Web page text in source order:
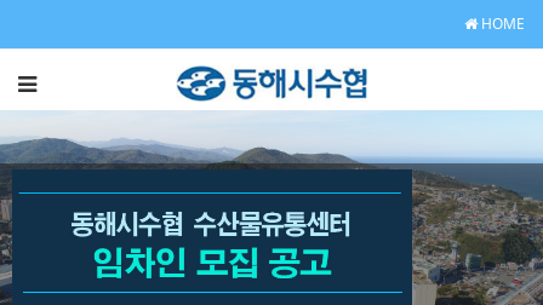
HOME
수산업의 경쟁력 향상과
활기찬 새어촌 건설을 위해
최선을 다하는 동해시수협이 되겠습니다.